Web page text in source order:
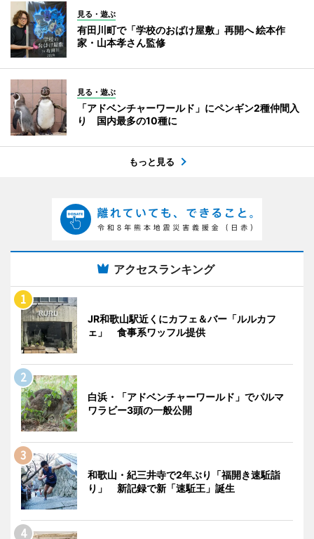
見る・遊ぶ
有田川町で「学校のおばけ屋敷」再開へ 絵本作
家・山本孝さん監修
見る・遊ぶ
「アドベンチャーワールド」にペンギン2種仲間入
り 国内最多の10種に
もっと見る
アクセスランキング
JR和歌山駅近くにカフェ＆バー「ルルカフ
ェ」 食事系ワッフル提供
白浜・「アドベンチャーワールド」でパルマ
ワラビー3頭の一般公開
和歌山・紀三井寺で2年ぶり「福開き速駈詣
り」 新記録で新「速駈王」誕生